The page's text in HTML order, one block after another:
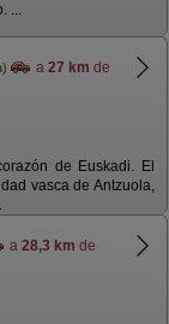
...
a 27 km de
de Euskadi. El
vasca de Antzuola,
a 28,3 km de